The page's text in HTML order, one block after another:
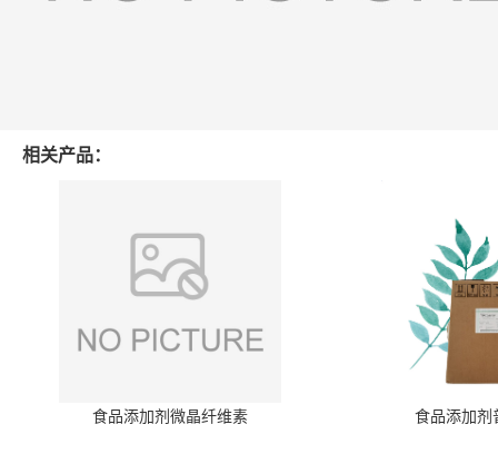
相关产品：
食品添加剂微晶纤维素 食品添加剂